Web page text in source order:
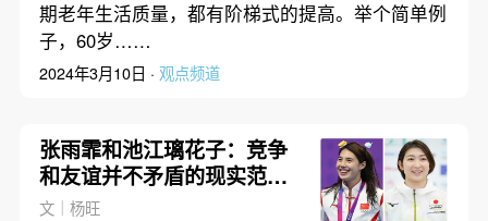
期老年生活质量，都有阶梯式的提高。举个简单例
子，60岁……
2024年3月10日 · 观点频道
张雨霏和池江璃花子：竞争
和友谊并不矛盾的现实范本
｜亚运观赛日记
文｜杨旺